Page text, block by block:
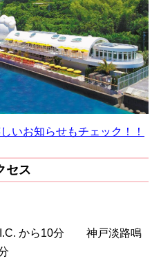
いお知らせもチェック！！
セス
I.C. から10分 神戸淡路鳴